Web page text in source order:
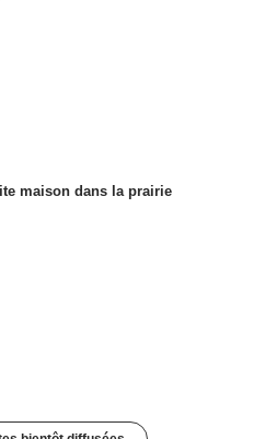
maison dans la prairie